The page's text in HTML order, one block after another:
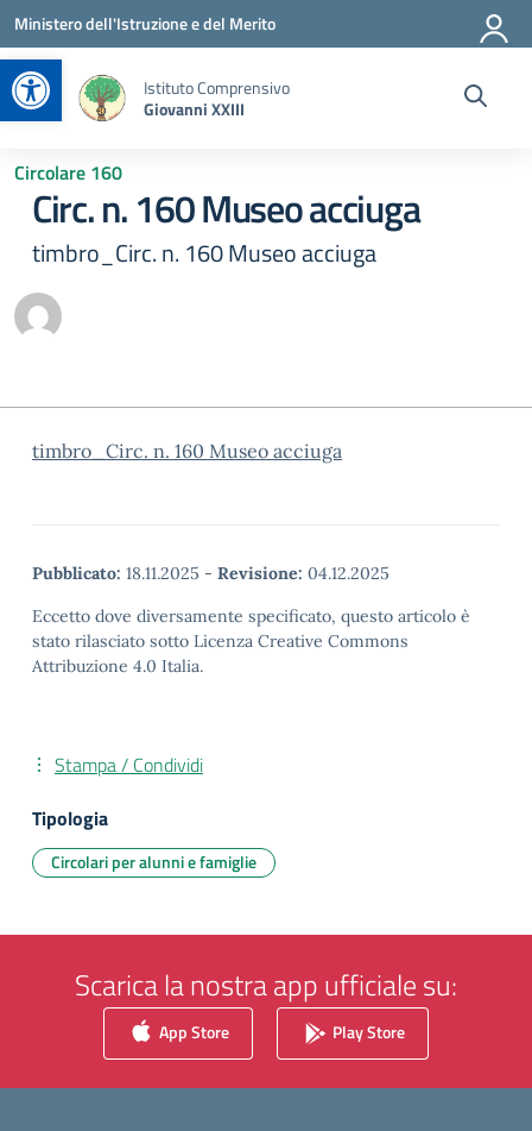
Apri la barra degli strumenti
Vai ai contenuti
Vai al menu di navigazione
Vai al footer
Ministero dell'Istruzione e del Merito
Istituto Comprensivo
Giovanni XXIII
Circolare 160
Circ. n. 160 Museo acciuga
timbro_Circ. n. 160 Museo acciuga
timbro_Circ. n. 160 Museo acciuga
Pubblicato: 18.11.2025 - Revisione: 04.12.2025
Eccetto dove diversamente specificato, questo articolo è
stato rilasciato sotto Licenza Creative Commons
Attribuzione 4.0 Italia.
Stampa / Condividi
Tipologia
Circolari per alunni e famiglie
Scarica la nostra app ufficiale su:
App Store Play Store